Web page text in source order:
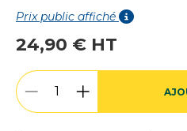
Prix public affiché
24,90 € HT